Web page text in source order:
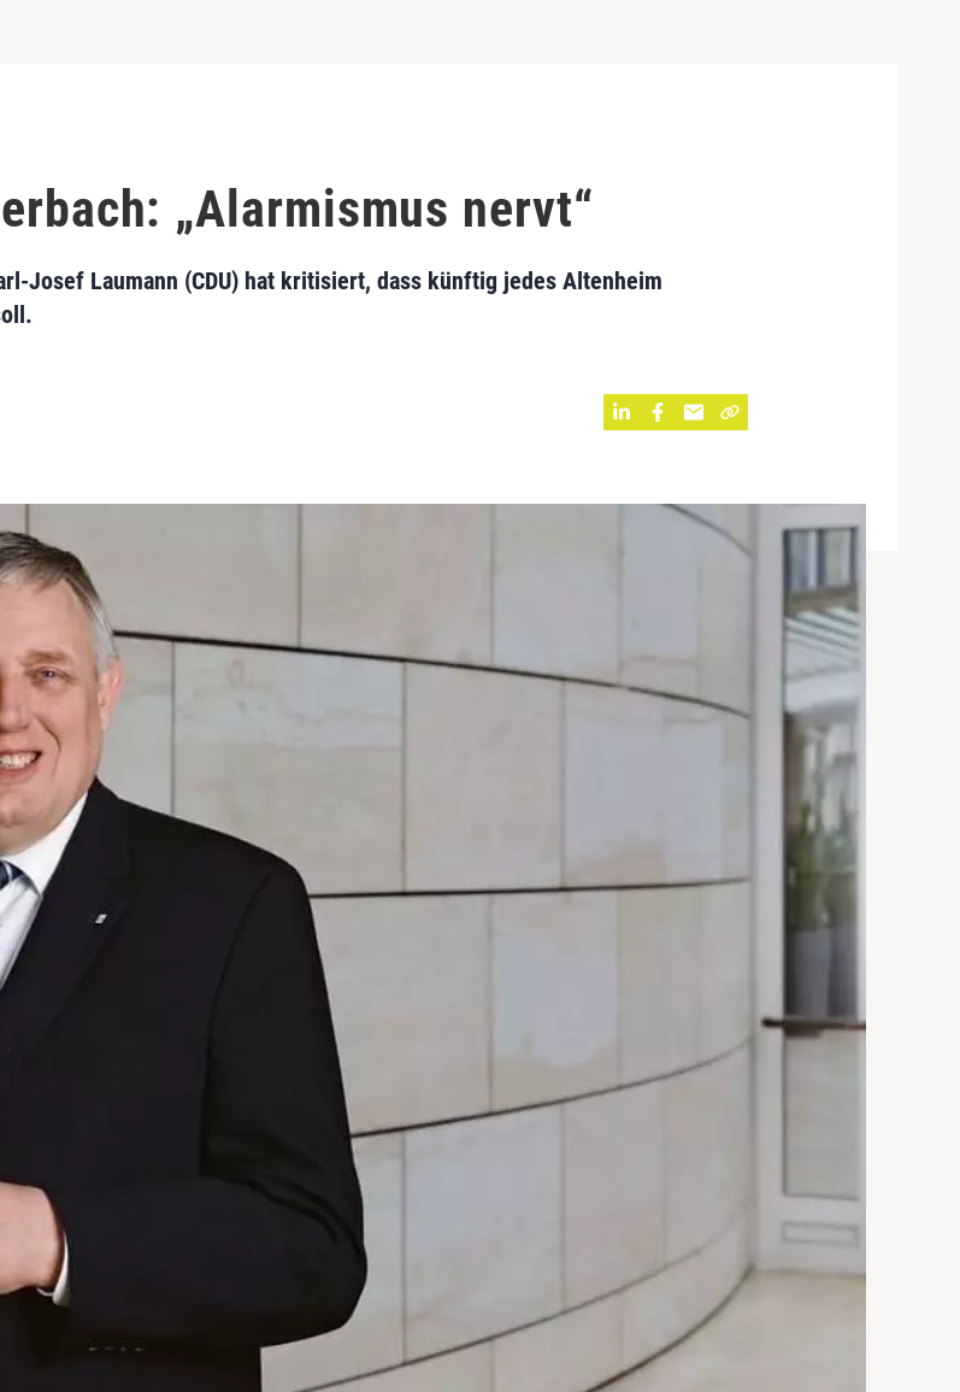
„Alarmismus nervt“
Josef Laumann (CDU) hat kritisiert, dass künftig jedes Altenheim